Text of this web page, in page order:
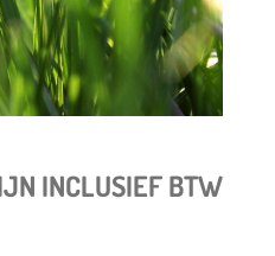
INCLUSIEF BTW